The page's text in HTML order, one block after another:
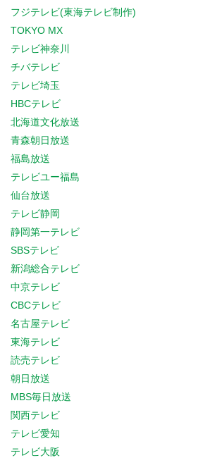
フジテレビ(東海テレビ制作)
TOKYO MX
テレビ神奈川
チバテレビ
テレビ埼玉
HBCテレビ
北海道文化放送
青森朝日放送
福島放送
テレビユー福島
仙台放送
テレビ静岡
静岡第一テレビ
SBSテレビ
新潟総合テレビ
中京テレビ
CBCテレビ
名古屋テレビ
東海テレビ
読売テレビ
朝日放送
MBS毎日放送
関西テレビ
テレビ愛知
テレビ大阪